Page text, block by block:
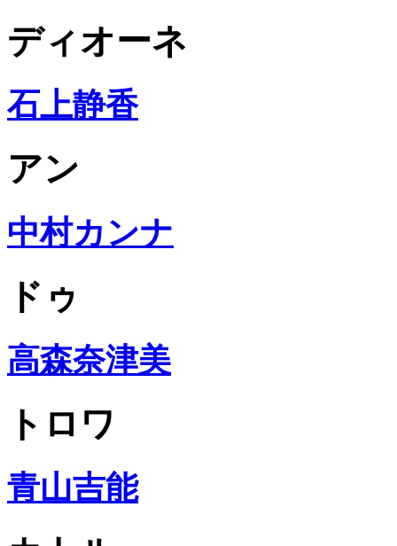
ディオーネ
石上静香
アン
中村カンナ
ドゥ
高森奈津美
トロワ
青山吉能